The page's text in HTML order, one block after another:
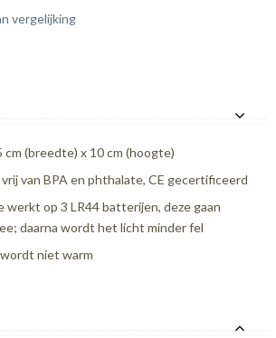
vergelijking
(breedte) x 10 cm (hoogte)
van BPA en phthalate, CE gecertificeerd
werkt op 3 LR44 batterijen, deze gaan
daarna wordt het licht minder fel
niet warm